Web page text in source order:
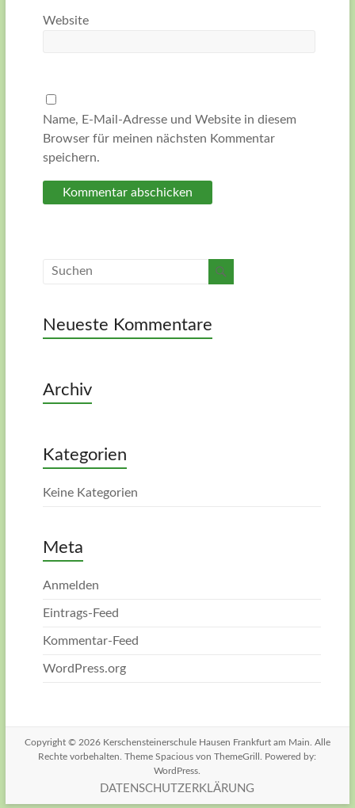
Website
Name, E-Mail-Adresse und Website in diesem
Browser für meinen nächsten Kommentar
speichern.
Neueste Kommentare
Archiv
Kategorien
Keine Kategorien
Meta
Anmelden
Eintrags-Feed
Kommentar-Feed
WordPress.org
Copyright © 2026 Kerschensteinerschule Hausen Frankfurt am Main . Alle
Rechte vorbehalten. ThemeSpacious von ThemeGrill. Powered by:
WordPress
DATENSCHUTZERKLÄRUNG